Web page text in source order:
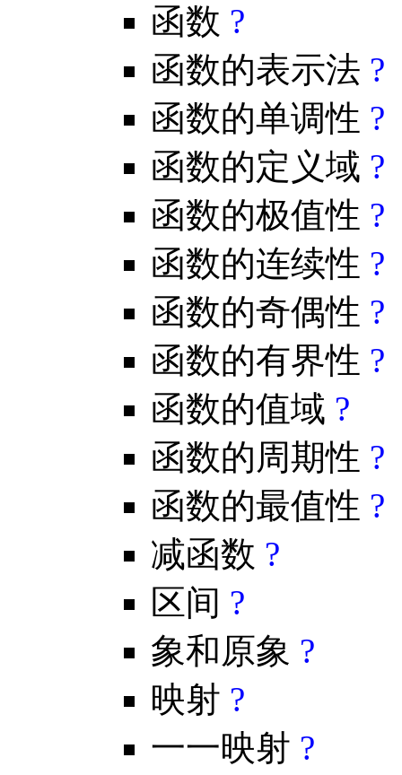
函数 ?
函数的表示法 ?
函数的单调性 ?
函数的定义域 ?
函数的极值性 ?
函数的连续性 ?
函数的奇偶性 ?
函数的有界性 ?
函数的值域 ?
函数的周期性 ?
函数的最值性 ?
减函数 ?
区间 ?
象和原象 ?
映射 ?
一一映射 ?